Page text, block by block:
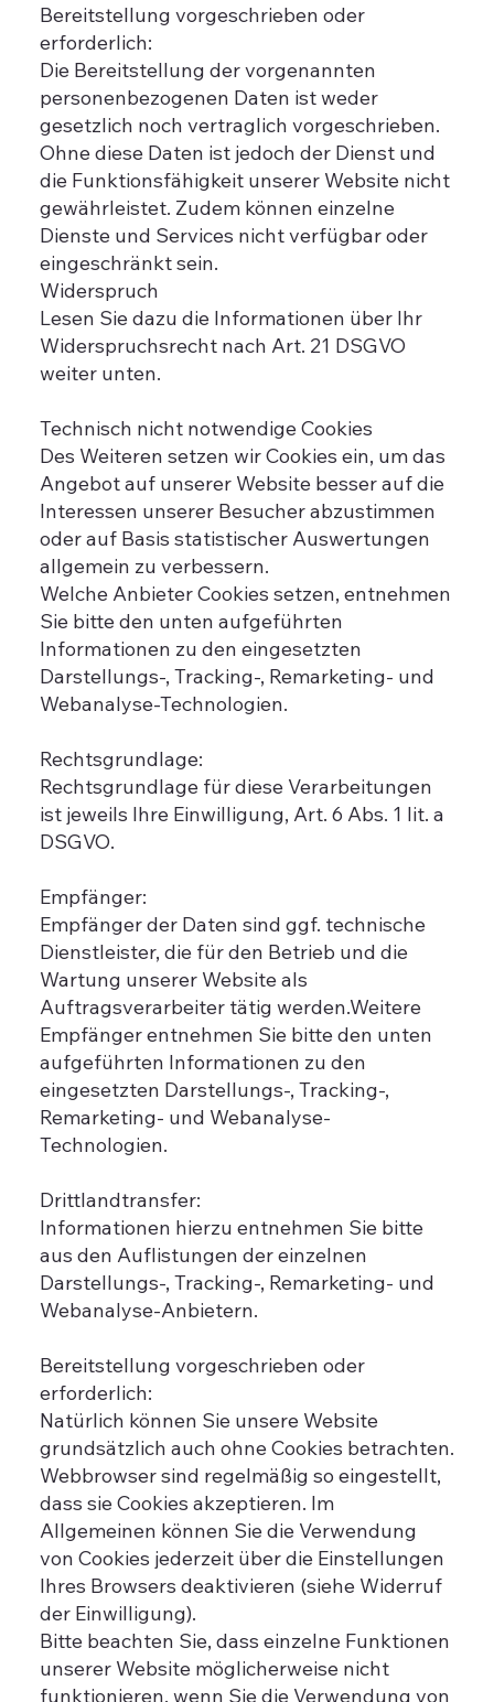
Bereitstellung vorgeschrieben oder
erforderlich:
Die Bereitstellung der vorgenannten
personenbezogenen Daten ist weder
gesetzlich noch vertraglich vorgeschrieben.
Ohne diese Daten ist jedoch der Dienst und
die Funktionsfähigkeit unserer Website nicht
gewährleistet. Zudem können einzelne
Dienste und Services nicht verfügbar oder
eingeschränkt sein.
Widerspruch
Lesen Sie dazu die Informationen über Ihr
Widerspruchsrecht nach Art. 21 DSGVO
weiter unten.
Technisch nicht notwendige Cookies
Des Weiteren setzen wir Cookies ein, um das
Angebot auf unserer Website besser auf die
Interessen unserer Besucher abzustimmen
oder auf Basis statistischer Auswertungen
allgemein zu verbessern.
Welche Anbieter Cookies setzen, entnehmen
Sie bitte den unten aufgeführten
Informationen zu den eingesetzten
Darstellungs-, Tracking-, Remarketing- und
Webanalyse-Technologien.
Rechtsgrundlage:
Rechtsgrundlage für diese Verarbeitungen
ist jeweils Ihre Einwilligung, Art. 6 Abs. 1 lit. a
DSGVO.
Empfänger:
Empfänger der Daten sind ggf. technische
Dienstleister, die für den Betrieb und die
Wartung unserer Website als
Auftragsverarbeiter tätig werden.Weitere
Empfänger entnehmen Sie bitte den unten
aufgeführten Informationen zu den
eingesetzten Darstellungs-, Tracking-,
Remarketing- und Webanalyse-
Technologien.
Drittlandtransfer:
Informationen hierzu entnehmen Sie bitte
aus den Auflistungen der einzelnen
Darstellungs-, Tracking-, Remarketing- und
Webanalyse-Anbietern.
Bereitstellung vorgeschrieben oder
erforderlich:
Natürlich können Sie unsere Website
grundsätzlich auch ohne Cookies betrachten.
Webbrowser sind regelmäßig so eingestellt,
dass sie Cookies akzeptieren. Im
Allgemeinen können Sie die Verwendung
von Cookies jederzeit über die Einstellungen
Ihres Browsers deaktivieren (siehe Widerruf
der Einwilligung).
Bitte beachten Sie, dass einzelne Funktionen
unserer Website möglicherweise nicht
funktionieren, wenn Sie die Verwendung von